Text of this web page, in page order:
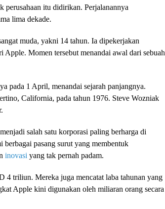
perusahaan itu didirikan. Perjalanannya
lima dekade.
muda, yakni 14 tahun. Ia dipekerjakan
Apple. Momen tersebut menandai awal dari sebuah
pada 1 April, menandai sejarah panjangnya.
California, pada tahun 1976. Steve Wozniak
salah satu korporasi paling berharga di
berbagai pasang surut yang membentuk
inovasi yang tak pernah padam.
4 triliun. Mereka juga mencatat laba tahunan yang
Apple kini digunakan oleh miliaran orang secara